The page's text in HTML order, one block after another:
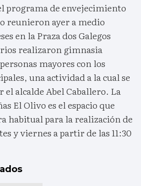
programa de envejecimiento
reunieron ayer a medio
en la Praza dos Galegos
realizaron gimnasia
mayores con los
una actividad a la cual se
alcalde Abel Caballero. La
El Olivo es el espacio que
habitual para la realización de
y viernes a partir de las 11:30